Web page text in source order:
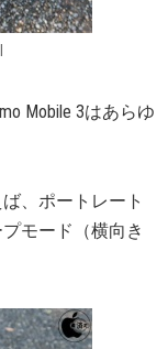
Mobile 3はあらゆ
、ポートレート
モード（横向き